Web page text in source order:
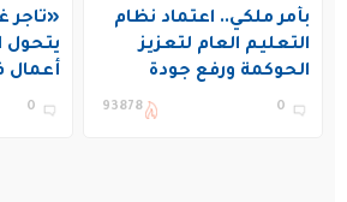
بأمر ملكي.. اعتماد نظام
التعليم العام لتعزيز
الحوكمة ورفع جودة
التعليم في المملكة
0
93878
«تاجر
يتحول
أعمال
0